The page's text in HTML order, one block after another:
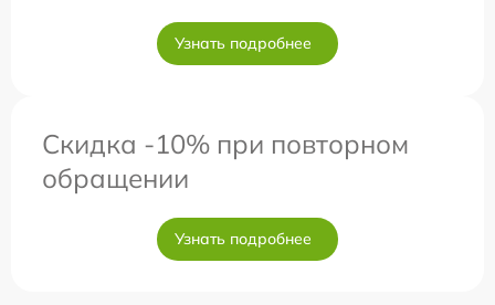
Узнать подробнее
Скидка -10% при повторном
обращении
Узнать подробнее